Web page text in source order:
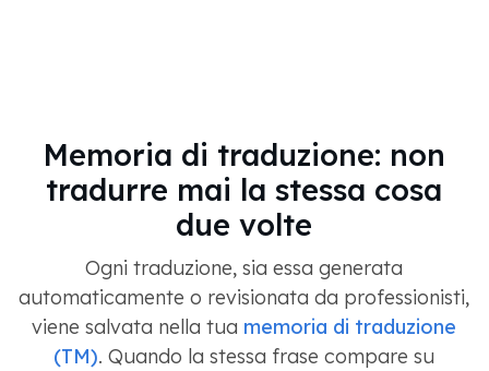
Memoria di traduzione: non
tradurre mai la stessa cosa
due volte
Ogni traduzione, sia essa generata
automaticamente o revisionata da professionisti,
viene salvata nella tua memoria di traduzione
(TM). Quando la stessa frase compare su